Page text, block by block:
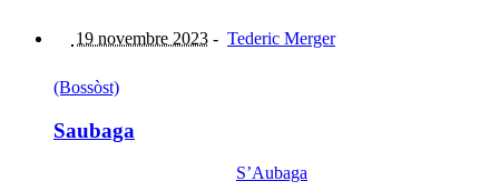
19 novembre 2023 - Tederic Merger
(Bossòst)
Saubaga
S’Aubaga